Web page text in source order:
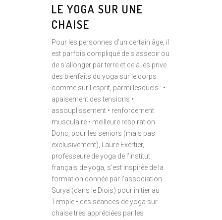
LE YOGA SUR UNE
CHAISE
Pour les personnes d'un certain âge, il
est parfois compliqué de s'asseoir ou
de s'allonger par terre et cela les prive
des bienfaits du yoga sur le corps
comme sur l'esprit, parmi lesquels : •
apaisement des tensions •
assouplissement • renforcement
musculaire • meilleure respiration
Donc, pour les seniors (mais pas
exclusivement), Laure Exertier,
professeure de yoga de l’Institut
français de yoga, s’est inspirée de la
formation donnée par l’association
Surya (dans le Diois) pour initier au
Temple • des séances de yoga sur
chaise très appréciées par les